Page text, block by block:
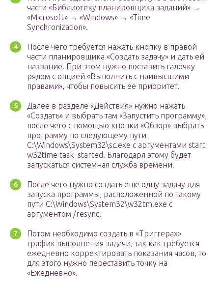
части «Библиотеку планировщика заданий» →
«Microsoft» → «Windows» → «Time
Synchronization».
После чего требуется нажать кнопку в правой
части планировщика «Создать задачу» и дать ей
название. При этом нужно поставить галочку
рядом с опцией «Выполнить с наивысшими
правами», чтобы повысить ее приоритет.
Далее в разделе «Действия» нужно нажать
«Создать» и выбрать там «Запустить программу»,
после чего с помощью кнопки «Обзор» выбрать
программу по следующему пути
C:\Windows\System32\sc.exe с аргументами start
w32time task_started. Благодаря этому будет
запускаться системная служба времени.
После чего нужно создать еще одну задачу для
запуска программы, расположенной по такому
пути C:\Windows\System32\w32tm.exe с
аргументом /resync.
Потом необходимо создать в «Триггерах»
график выполнения задачи, так как требуется
ежедневно корректировать показания часов, то
для этого нужно переставить точку на
«Ежедневно».